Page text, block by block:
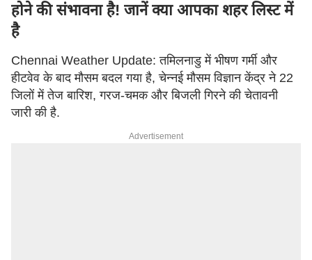
होने की संभावना है! जानें क्या आपका शहर लिस्ट में
है
Chennai Weather Update: तमिलनाडु में भीषण गर्मी और
हीटवेव के बाद मौसम बदल गया है, चेन्नई मौसम विज्ञान केंद्र ने 22
जिलों में तेज बारिश, गरज-चमक और बिजली गिरने की चेतावनी
जारी की है.
Advertisement